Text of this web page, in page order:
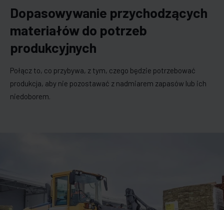
Dopasowywanie przychodzących
materiałów do potrzeb
produkcyjnych
Połącz to, co przybywa, z tym, czego będzie potrzebować
produkcja, aby nie pozostawać z nadmiarem zapasów lub ich
niedoborem.